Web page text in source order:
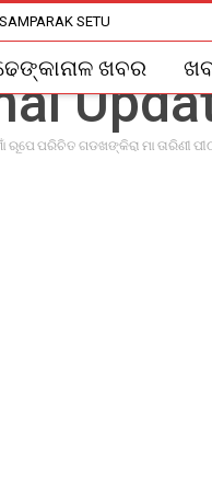
SAMPARAK SETU
ଖବର
ରୂପେ ପରିଚିତ ଗଡଖଙ୍କିରା ମା ତାରିଣୀ